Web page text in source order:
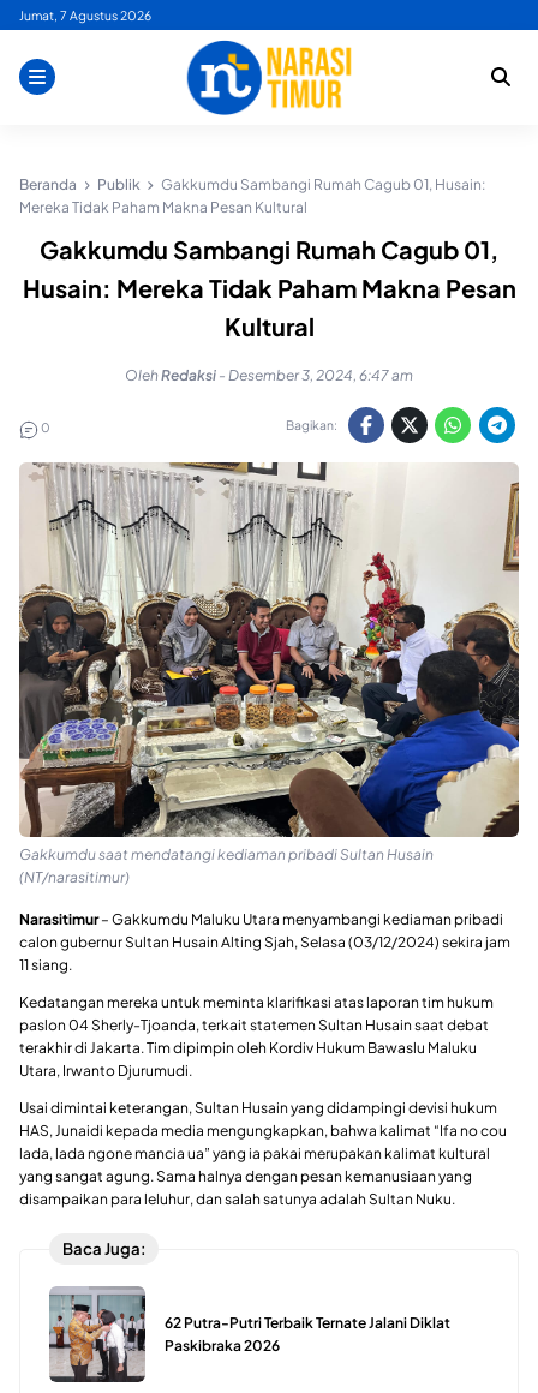
Skip
content
Jumat, 7 Agustus 2026
Beranda Publik
Gakkumdu Sambangi Rumah Cagub 01, Husain:
Mereka Tidak Paham Makna Pesan Kultural
Gakkumdu Sambangi Rumah Cagub 01,
Husain: Mereka Tidak Paham Makna Pesan
Kultural
OlehRedaksi - Desember 3, 2024, 6:47 am
0 Bagikan:
Gakkumdu saat mendatangi kediaman pribadi Sultan Husain
(NT/narasitimur)
Narasitimur– Gakkumdu Maluku Utara menyambangi kediaman pribadi
calon gubernur Sultan Husain Alting Sjah, Selasa (03/12/2024) sekira jam
11 siang.
Kedatangan mereka untuk meminta klarifikasi atas laporan tim hukum
paslon 04 Sherly-Tjoanda, terkait statemen Sultan Husain saat debat
terakhir di Jakarta. Tim dipimpin oleh Kordiv Hukum Bawaslu Maluku
Utara, Irwanto Djurumudi.
Usai dimintai keterangan, Sultan Husain yang didampingi devisi hukum
HAS, Junaidi kepada media mengungkapkan, bahwa kalimat “Ifa no cou
lada, lada ngone mancia ua” yang ia pakai merupakan kalimat kultural
yang sangat agung. Sama halnya dengan pesan kemanusiaan yang
disampaikan para leluhur, dan salah satunya adalah Sultan Nuku.
Baca Juga:
62 Putra-Putri Terbaik Ternate Jalani Diklat
Paskibraka 2026